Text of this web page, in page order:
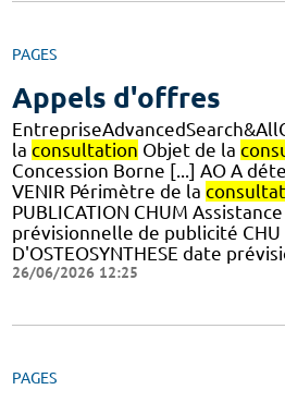
PAGES
Appels d'offres
la consultation Objet de la
Concession Borne [...] AO A
VENIR Périmètre de la
PUBLICATION CHUM
prévisionnelle de publicité CHU
D'OSTEOSYNTHESE date
26/06/2026 12:25
PAGES